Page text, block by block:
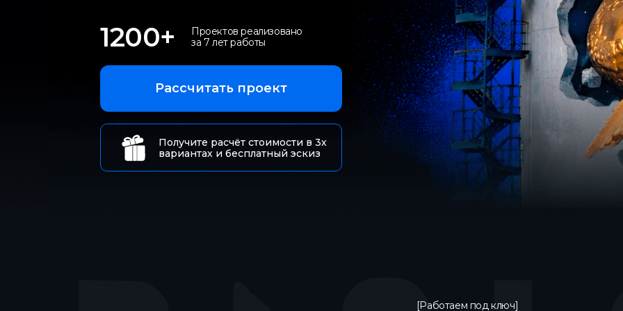
Получите расчёт стоимости в 3х
вариантах и бесплатный эскиз
1200+
Проектов реализовано
за 7 лет работы
Рассчитать проект
[Работаем под ключ]
200 - 500 м
60 - 100 м
затрудняюсь ответить